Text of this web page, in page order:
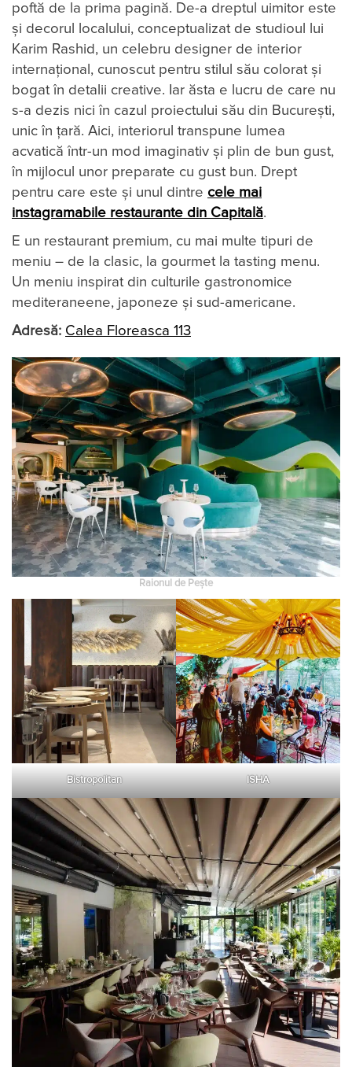
poftă de la prima pagină. De-a dreptul uimitor este
şi decorul localului, conceptualizat de studioul lui
Karim Rashid, un celebru designer de interior
internaţional, cunoscut pentru stilul său colorat şi
bogat în detalii creative. Iar ăsta e lucru de care nu
s-a dezis nici în cazul proiectului său din Bucureşti,
unic în ţară. Aici, interiorul transpune lumea
acvatică într-un mod imaginativ şi plin de bun gust,
în mijlocul unor preparate cu gust bun. Drept
pentru care este și unul dintre cele mai
instagramabile restaurante din Capitală.
E un restaurant premium, cu mai multe tipuri de
meniu – de la clasic, la gourmet la tasting menu.
Un meniu inspirat din culturile gastronomice
mediteraneene, japoneze și sud-americane.
Adresă: Calea Floreasca 113
Raionul de Pește
Bistropolitan ISHA